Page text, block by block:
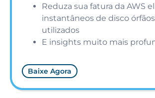
Reduza sua fatura da AWS
instantâneos de disco
utilizados
E insights muito mais
Baixe Agora